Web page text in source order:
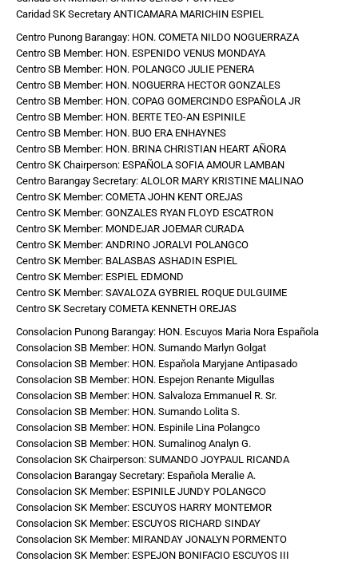
Caridad SK Secretary ANTICAMARA MARICHIN ESPIEL
Centro Punong Barangay: HON. COMETA NILDO NOGUERRAZA
Centro SB Member: HON. ESPENIDO VENUS MONDAYA
Centro SB Member: HON. POLANGCO JULIE PENERA
Centro SB Member: HON. NOGUERRA HECTOR GONZALES
Centro SB Member: HON. COPAG GOMERCINDO ESPAÑOLA JR
Centro SB Member: HON. BERTE TEO-AN ESPINILE
Centro SB Member: HON. BUO ERA ENHAYNES
Centro SB Member: HON. BRINA CHRISTIAN HEART AÑORA
Centro SK Chairperson: ESPAÑOLA SOFIA AMOUR LAMBAN
Centro Barangay Secretary: ALOLOR MARY KRISTINE MALINAO
Centro SK Member: COMETA JOHN KENT OREJAS
Centro SK Member: GONZALES RYAN FLOYD ESCATRON
Centro SK Member: MONDEJAR JOEMAR CURADA
Centro SK Member: ANDRINO JORALVI POLANGCO
Centro SK Member: BALASBAS ASHADIN ESPIEL
Centro SK Member: ESPIEL EDMOND
Centro SK Member: SAVALOZA GYBRIEL ROQUE DULGUIME
Centro SK Secretary COMETA KENNETH OREJAS
Consolacion Punong Barangay: HON. Escuyos Maria Nora Española
Consolacion SB Member: HON. Sumando Marlyn Golgat
Consolacion SB Member: HON. Espaňola Maryjane Antipasado
Consolacion SB Member: HON. Espejon Renante Migullas
Consolacion SB Member: HON. Salvaloza Emmanuel R. Sr.
Consolacion SB Member: HON. Sumando Lolita S.
Consolacion SB Member: HON. Espinile Lina Polangco
Consolacion SB Member: HON. Sumalinog Analyn G.
Consolacion SK Chairperson: SUMANDO JOYPAUL RICANDA
Consolacion Barangay Secretary: Espaňola Meralie A.
Consolacion SK Member: ESPINILE JUNDY POLANGCO
Consolacion SK Member: ESCUYOS HARRY MONTEMOR
Consolacion SK Member: ESCUYOS RICHARD SINDAY
Consolacion SK Member: MIRANDAY JONALYN PORMENTO
Consolacion SK Member: ESPEJON BONIFACIO ESCUYOS III